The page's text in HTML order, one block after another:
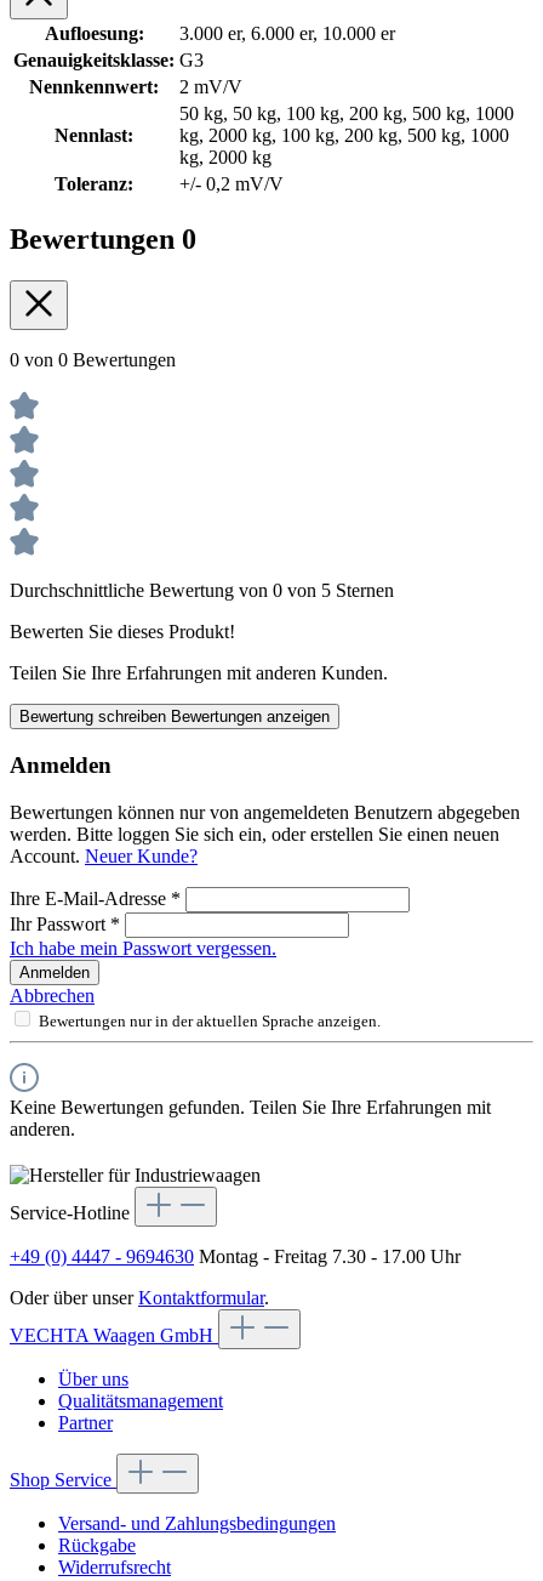
Aufloesung:
3.000 er, 6.000 er, 10.000 er
Genauigkeitsklasse: G3
Nennkennwert:
2 mV/V
Nennlast:
50 kg, 50 kg, 100 kg, 200 kg, 500 kg, 1000
kg, 2000 kg, 100 kg, 200 kg, 500 kg, 1000
kg, 2000 kg
Toleranz:
+/- 0,2 mV/V
Bewertungen 0
0 von 0 Bewertungen
Durchschnittliche Bewertung von 0 von 5 Sternen
Bewerten Sie dieses Produkt!
Teilen Sie Ihre Erfahrungen mit anderen Kunden.
Bewertung schreiben Bewertungen anzeigen
Anmelden
Bewertungen können nur von angemeldeten Benutzern abgegeben
werden. Bitte loggen Sie sich ein, oder erstellen Sie einen neuen
Account. Neuer Kunde?
Ihre E-Mail-Adresse *
Ihr Passwort *
Ich habe mein Passwort vergessen.
Anmelden
Abbrechen
Bewertungen nur in der aktuellen Sprache anzeigen.
Keine Bewertungen gefunden. Teilen Sie Ihre Erfahrungen mit
anderen.
Service-Hotline
+49 (0) 4447 - 9694630 Montag - Freitag 7.30 - 17.00 Uhr
Oder über unserKontaktformular.
VECHTA Waagen GmbH
Über uns
Qualitätsmanagement
Partner
Shop Service
Versand- und Zahlungsbedingungen
Rückgabe
Widerrufsrecht